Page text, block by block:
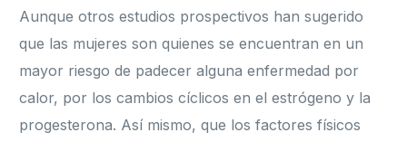
Aunque otros estudios prospectivos han sugerido
que las mujeres son quienes se encuentran en un
mayor riesgo de padecer alguna enfermedad por
calor, por los cambios cíclicos en el estrógeno y la
progesterona. Así mismo, que los factores físicos